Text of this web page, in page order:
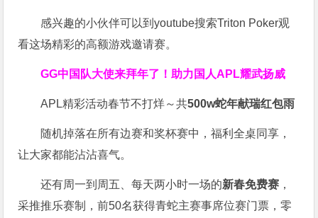
感兴趣的小伙伴可以到youtube搜索Triton Poker观
看这场精彩的高额游戏邀请赛。
GG中国队大使来拜年了！助力国人APL耀武扬威
APL精彩活动春节不打烊～共500w蛇年献瑞红包雨
随机掉落在所有边赛和奖杯赛中，福利全桌同享，
让大家都能沾沾喜气。
还有周一到周五、每天两小时一场的新春免费赛 ，
采推推乐赛制，前50名获得青蛇主赛事席位赛门票，零